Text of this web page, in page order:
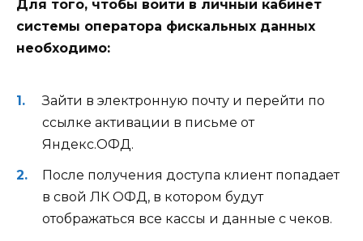
Для того, чтобы войти в личный кабинет
системы оператора фискальных данных
необходимо:
Зайти в электронную почту и перейти по
ссылке активации в письме от
Яндекс.ОФД.
После получения доступа клиент попадает
в свой ЛК ОФД, в котором будут
отображаться все кассы и данные с чеков.